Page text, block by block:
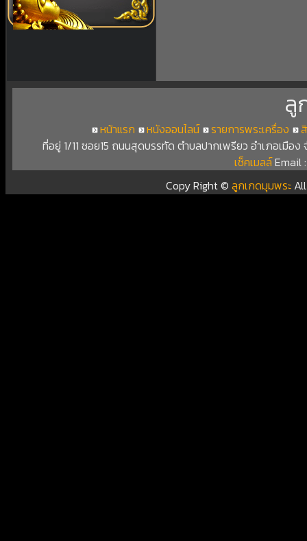
ลู
หน้าแรก หนังออนไลน์ รายการพระเครื่อง
ที่อยู่ 1/11 ซอย15 ถนนสุดบรรทัด ตำบลปากเพรียว อำเภอเมือ
เช็คเมลล์Email
Copy Right ©ลูกเกดมุมพระ